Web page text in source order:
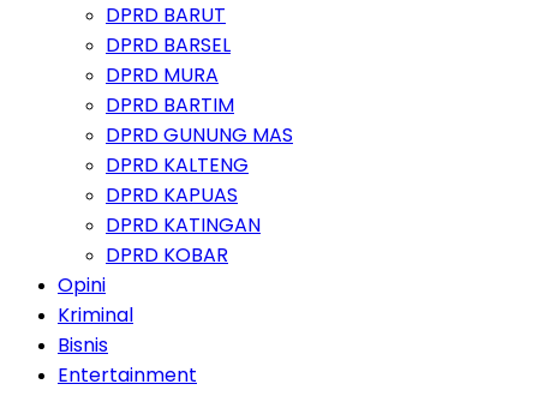
DPRD BARUT
DPRD BARSEL
DPRD MURA
DPRD BARTIM
DPRD GUNUNG MAS
DPRD KALTENG
DPRD KAPUAS
DPRD KATINGAN
DPRD KOBAR
Opini
Kriminal
Bisnis
Entertainment